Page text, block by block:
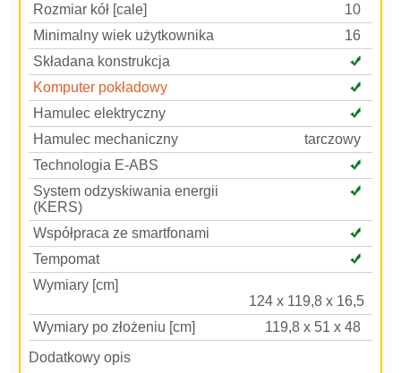
Rozmiar kół [cale]
10
Minimalny wiek użytkownika
16
Składana konstrukcja
Komputer pokładowy
Hamulec elektryczny
Hamulec mechaniczny
tarczowy
Technologia E-ABS
System odzyskiwania energii
(KERS)
Współpraca ze smartfonami
Tempomat
Wymiary [cm]
124 x 119,8 x 16,5
Wymiary po złożeniu [cm]
119,8 x 51 x 48
Dodatkowy opis